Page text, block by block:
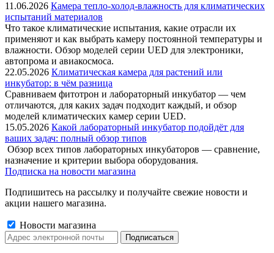
11.06.2026 Камера тепло-холод-влажность для климатических
испытаний материалов
Что такое климатические испытания, какие отрасли их
применяют и как выбрать камеру постоянной температуры и
влажности. Обзор моделей серии UED для электроники,
автопрома и авиакосмоса.
22.05.2026 Климатическая камера для растений или
инкубатор: в чём разница
Сравниваем фитотрон и лабораторный инкубатор — чем
отличаются, для каких задач подходит каждый, и обзор
моделей климатических камер серии UED.
15.05.2026 Какой лабораторный инкубатор подойдёт для
ваших задач: полный обзор типов
Обзор всех типов лабораторных инкубаторов — сравнение,
назначение и критерии выбора оборудования.
Подписка на новости магазина
Подпишитесь на рассылку и получайте свежие новости и
акции нашего магазина.
Новости магазина